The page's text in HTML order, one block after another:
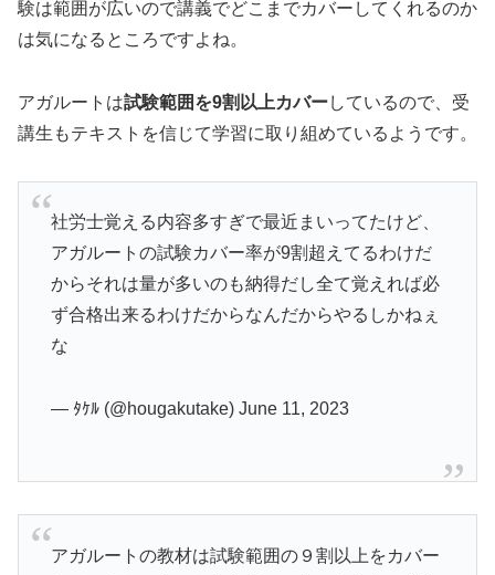
験は範囲が広いので講義でどこまでカバーしてくれるのか
は気になるところですよね。
アガルートは試験範囲を9割以上カバーしているので、受
講生もテキストを信じて学習に取り組めているようです。
社労士覚える内容多すぎで最近まいってたけど、
アガルートの試験カバー率が9割超えてるわけだ
からそれは量が多いのも納得だし全て覚えれば必
ず合格出来るわけだからなんだからやるしかねぇ
な
— ﾀｹﾙ (@hougakutake) June 11, 2023
アガルートの教材は試験範囲の９割以上をカバー